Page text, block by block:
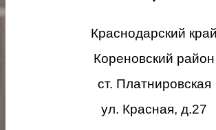
Краснодарский край
Кореновский район
ст. Платнировская
ул. Красная, д.27